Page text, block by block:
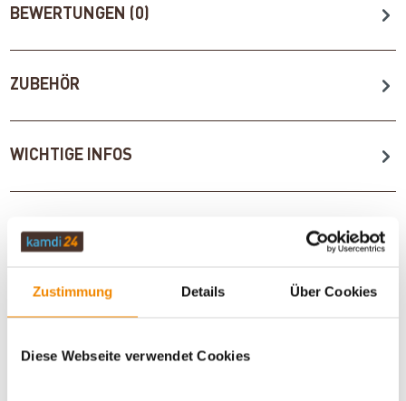
Zustimmung Details Über Cookies
Diese Webseite verwendet Cookies
BEWERTUNGEN (0)
ZUBEHÖR
WICHTIGE INFOS
Artikeldatenblatt drucken Frage zum Artikel
Dieses Produkt finden Sie unter: Kaminöfen|